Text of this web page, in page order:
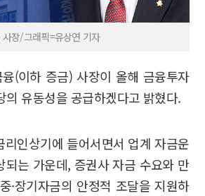
장/그래픽=유상연 기자
(이하 증금) 사장이 올해 금융투자
의 유동성을 공급하겠다고 밝혔다.
인상기에 들어서면서 업계 자금운
되는 가운데, 증권사 자금 수요와 만
·장기자금의 안정적 조달을 지원하